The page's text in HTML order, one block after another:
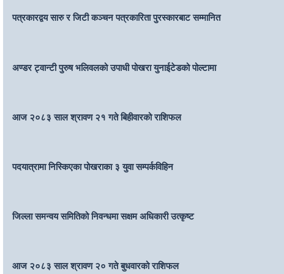
पत्रकारद्वय सारु र जिटी कञ्चन पत्रकारिता पुरस्कारबाट सम्मानित
अण्डर ट्वान्टी पुरुष भलिवलको उपाधी पोखरा युनाईटेडको पोल्टामा
आज २०८३ साल श्रावण २१ गते बिहीवारको राशिफल
पदयात्रामा निस्किएका पोखराका ३ युवा सम्पर्कविहिन
जिल्ला समन्वय समितिको निवन्धमा सक्षम अधिकारी उत्कृष्ट
आज २०८३ साल श्रावण २० गते बुधवारको राशिफल